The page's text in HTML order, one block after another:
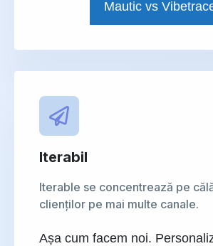
Mautic vs
Iterabil
Iterable se concentrează pe
clienților pe mai multe canale.
Așa cum facem noi.